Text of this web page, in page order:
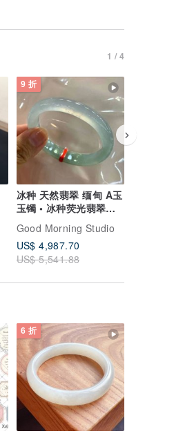
1 / 4
9 折
冰种 天然翡翠 缅甸 A玉
玉镯 • 冰种荧光翡翠贵
妃镯
Good Morning Studio
US$ 4,987.70
US$ 5,541.88
6 折